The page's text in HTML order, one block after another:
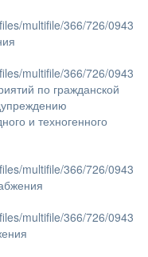
multifile/366/726/0943
multifile/366/726/0943
по гражданской
и техногенного
multifile/366/726/0943
multifile/366/726/0943